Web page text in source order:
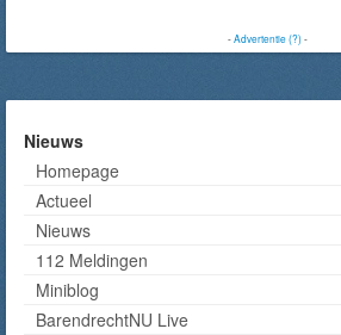
-Advertentie (?)-
Nieuws
Homepage
Actueel
Nieuws
112 Meldingen
Miniblog
BarendrechtNU Live